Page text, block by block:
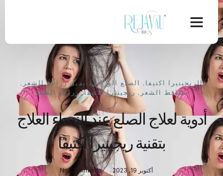
الريجينيرا اكتيفا , الصلع الوراثي, بديل زراعة الشعر ,
تساقط الشعر , ريجينيرا أكتيفا,زراعة الشعر
أدوية لعلاج الصلع عند النساء العلاج
بتقنية ريجينيرا أكتيفا
أكتوبر 19, 2023 No Comments